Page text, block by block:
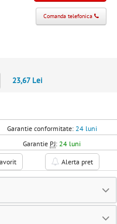
Comanda telefonica
23,67 Lei
Garantie conformitate: 24 luni
Garantie PJ:24 luni
Alerta pret